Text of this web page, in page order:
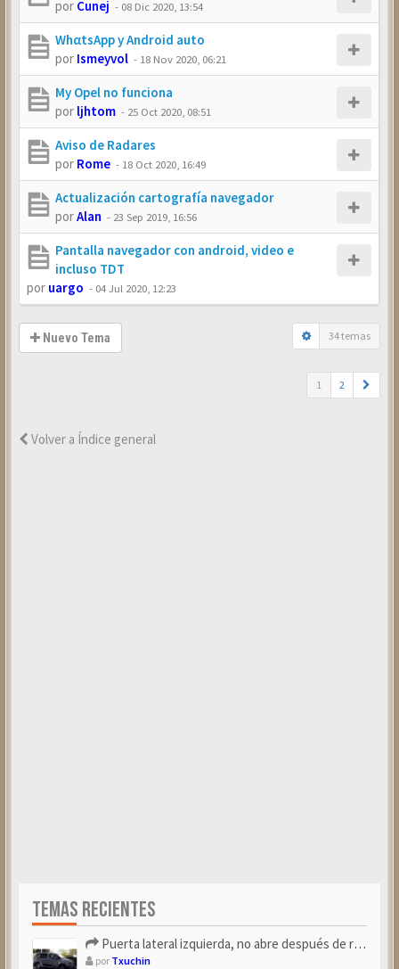
por Cunej - 08 Dic 2020, 13:54
WhαtsApp y Android auto
por Ismeyvol - 18 Nov 2020, 06:21
My Opel no funciona
por ljhtom - 25 Oct 2020, 08:51
Aviso de Radares
por Rome - 18 Oct 2020, 16:49
Actualización cartografía navegador
porAlan - 23 Sep 2019, 16:56
Pantalla navegador con android, video e
incluso TDT
por uargo - 04 Jul 2020, 12:23
Nuevo Tema 34 temas
1 2
Volver a Índice general
TEMAS RECIENTES
Puerta lateral izquierda, no abre después de repostar.
por Txuchin